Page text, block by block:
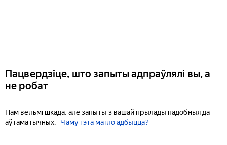
Пацвердзіце, што запыты адпраўлялі вы, а
не робат
Нам вельмі шкада, але запыты з вашай прылады падобныя да
аўтаматычных.
Чаму гэта магло адбыцца?